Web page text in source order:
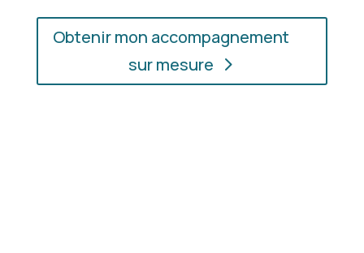
Obtenir mon accompagnement
sur mesure